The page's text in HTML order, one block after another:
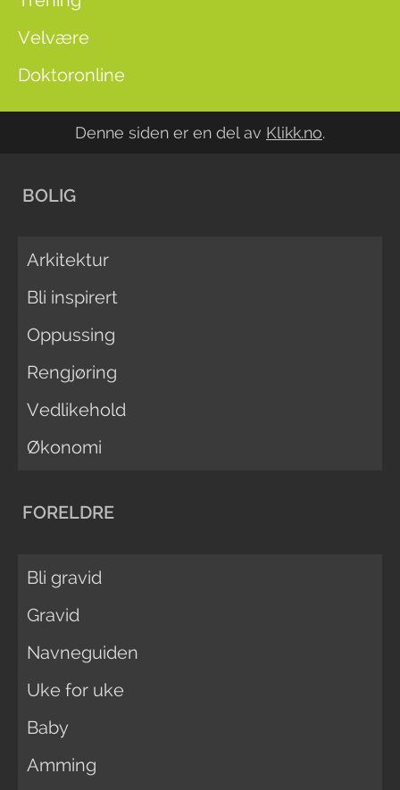
Velvære
Doktoronline
Denne siden er en del av Klikk.no.
BOLIG
Arkitektur
Bli inspirert
Oppussing
Rengjøring
Vedlikehold
Økonomi
FORELDRE
Bli gravid
Gravid
Navneguiden
Uke for uke
Baby
Amming